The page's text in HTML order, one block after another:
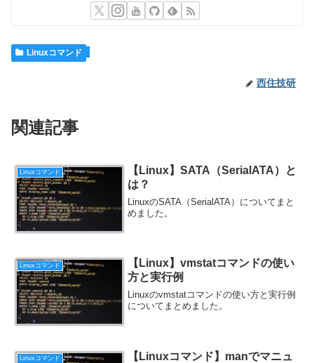
Linuxコマンド
西住技研
関連記事
Linuxコマンド
【Linux】SATA（SerialATA）と
は？
LinuxのSATA（SerialATA）についてまと
めました。
Linuxコマンド
【Linux】vmstatコマンドの使い
方と実行例
Linuxのvmstatコマンドの使い方と実行例
についてまとめました。
Linuxコマンド
【Linuxコマンド】manでマニュ